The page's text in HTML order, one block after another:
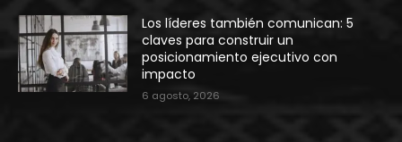
Los líderes también comunican: 5
claves para construir un
posicionamiento ejecutivo con
impacto
6 agosto, 2026